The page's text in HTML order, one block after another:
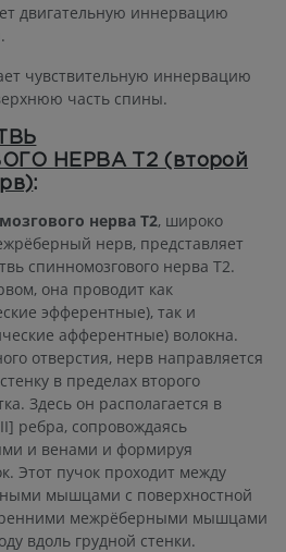
двигательную иннервацию
чувствительную иннервацию
часть спины.
НЕРВА T2 (второй
:
нерва T2, широко
нерв, представляет
спинномозгового нерва T2.
она проводит как
эфферентные), так и
афферентные) волокна.
отверстия, нерв направляется
в пределах второго
Здесь он располагается в
ребра, сопровождаясь
и венами и формируя
Этот пучок проходит между
мышцами с поверхностной
межрёберными мышцами
вдоль грудной стенки.